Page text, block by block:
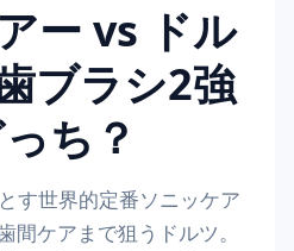
ー vs ドル
ブラシ2強
ち？
す世界的定番ソニッケア
間ケアまで狙うドルツ。